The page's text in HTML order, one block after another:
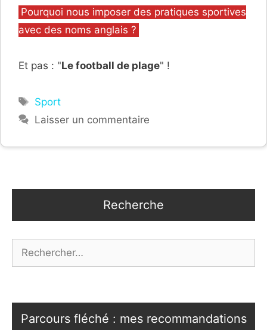
Catégories
Pourquoi nous imposer des pratiques sportives
avec des noms anglais ?
Et pas : "Le football de plage" !
Étiquettes
Sport
Laisser un commentaire
Recherche
Parcours fléché : mes recommandations